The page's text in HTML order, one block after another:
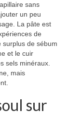
sans
un peu
La pâte est
de
surplus de sébum
et le cuir
sels minéraux.
mais
sur